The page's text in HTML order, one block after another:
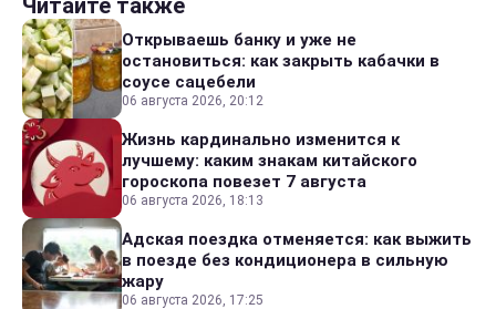
Читайте также
Открываешь банку и уже не
остановиться: как закрыть кабачки в
соусе сацебели
06 августа 2026, 20:12
Жизнь кардинально изменится к
лучшему: каким знакам китайского
гороскопа повезет 7 августа
06 августа 2026, 18:13
Адская поездка отменяется: как выжить
в поезде без кондиционера в сильную
жару
06 августа 2026, 17:25